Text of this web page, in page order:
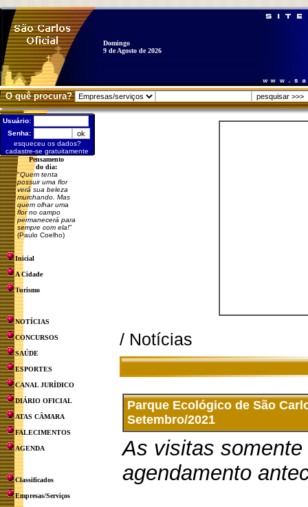
Domingo
9 de Agosto de 2026
O quê procura?
Usuário:
Senha:
esqueceu os dados?
cadastre-se gratuitamente
Pensamento
do dia:
"Quem tenta
possuir uma flor
verá sua beleza
murchando. Mas
quem olhar uma
flor no campo
permanecerá para
sempre com ela!"
(Paulo Coelho)
Inicial
A Cidade
Turismo
NOTÍCIAS
CONCURSOS
SAÚDE
ESPORTES
CANAL JURÍDICO
DIÁRIO OFICIAL
ATAS CÂMARA
FALECIMENTOS
AGENDA
Classificados
Empresas/Serviços
/ Notícias
Parque Ecológico de São
Setembro/2021
As visitas
agendamento